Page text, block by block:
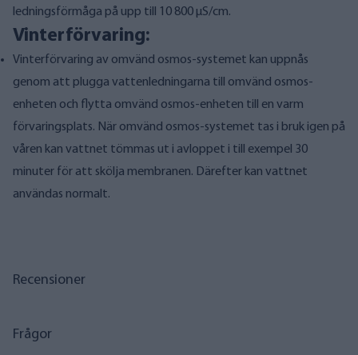
ledningsförmåga på upp till 10 800 µS/cm.
Vinterförvaring:
Vinterförvaring av omvänd osmos-systemet kan uppnås
genom att plugga vattenledningarna till omvänd osmos-
enheten och flytta omvänd osmos-enheten till en varm
förvaringsplats. När omvänd osmos-systemet tas i bruk igen på
våren kan vattnet tömmas ut i avloppet i till exempel 30
minuter för att skölja membranen. Därefter kan vattnet
användas normalt.
Recensioner
Frågor